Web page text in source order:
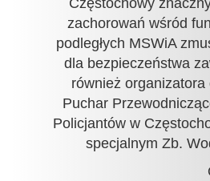
zachorowań wśród
podległych MSWiA
dla bezpieczeństwa
również organizatora
Puchar
Policjantów w
specjalnym Zb.